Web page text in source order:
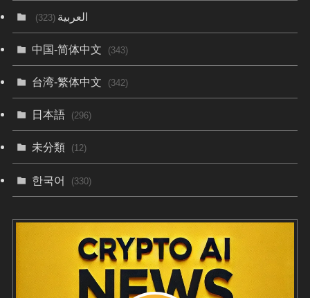
العربية(323)
中国-简体中文 (343)
台湾-繁体中文 (342)
日本語 (296)
未分類 (12)
한국어 (330)